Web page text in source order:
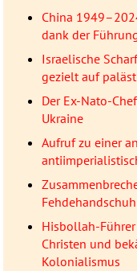
China
dank der
Israelische
gezielt auf
Der Ex-Nato-
Ukraine
Aufruf zu einer
Hisbollah-
Christen und
Kolonialismus